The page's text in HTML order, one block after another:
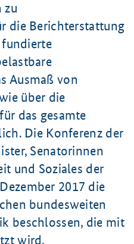
zu
die Berichterstattung
Ausmaß von
über die
das gesamte
Die Konferenz der
Senatorinnen
und Soziales der
2017 die
bundesweiten
beschlossen, die mit
wird.